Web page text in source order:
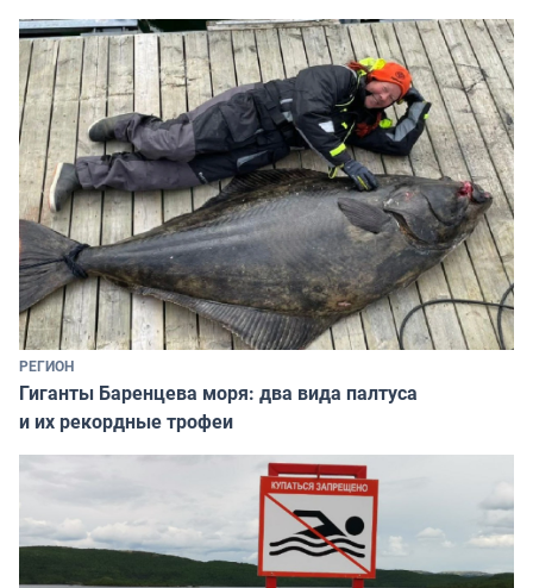
РЕГИОН
Гиганты Баренцева моря: два вида палтуса
и их рекордные трофеи